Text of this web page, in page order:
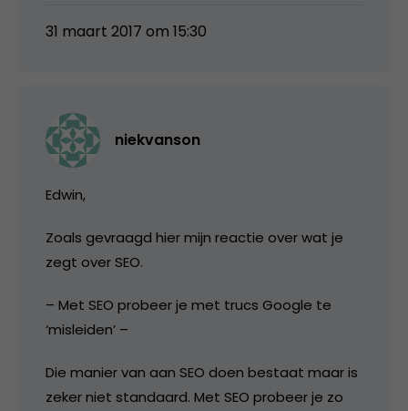
31 maart 2017 om 15:30
niekvanson
Edwin,
Zoals gevraagd hier mijn reactie over wat je
zegt over SEO.
– Met SEO probeer je met trucs Google te
‘misleiden’ –
Die manier van aan SEO doen bestaat maar is
zeker niet standaard. Met SEO probeer je zo